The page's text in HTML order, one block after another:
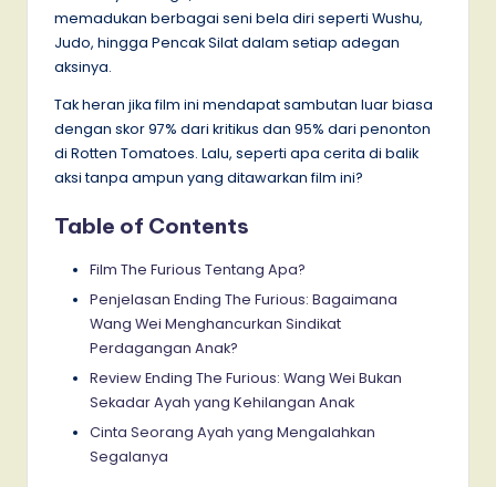
memadukan berbagai seni bela diri seperti Wushu,
Judo, hingga Pencak Silat dalam setiap adegan
aksinya.
Tak heran jika film ini mendapat sambutan luar biasa
dengan skor 97% dari kritikus dan 95% dari penonton
di Rotten Tomatoes. Lalu, seperti apa cerita di balik
aksi tanpa ampun yang ditawarkan film ini?
Table of Contents
Film The Furious Tentang Apa?
Penjelasan Ending The Furious: Bagaimana
Wang Wei Menghancurkan Sindikat
Perdagangan Anak?
Review Ending The Furious: Wang Wei Bukan
Sekadar Ayah yang Kehilangan Anak
Cinta Seorang Ayah yang Mengalahkan
Segalanya